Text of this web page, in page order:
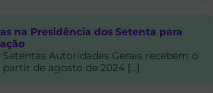
na Presidência dos Setenta para
Autoridades Gerais recebem o
de agosto de 2024 […]